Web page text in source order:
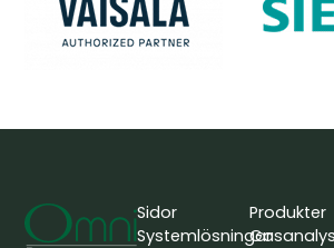
Sidor
Systemlösningar
Produkter
Gasanalys